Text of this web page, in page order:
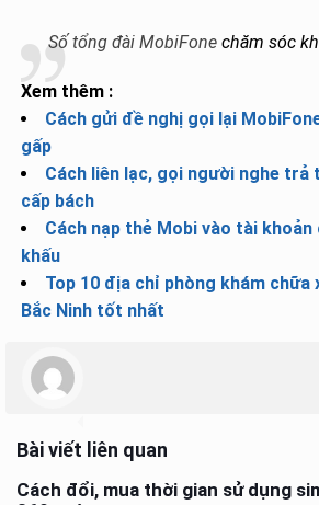
Số tổng đài MobiFone chăm sóc
Xem thêm :
Cách gửi đề nghị gọi lại
gấp
Cách liên lạc, gọi người nghe trả
cấp bách
Cách nạp thẻ Mobi vào tài khoản
khấu
Top 10 địa chỉ phòng khám chữa
Bắc Ninh tốt nhất
Bài viết liên quan
Cách đổi, mua thời gian sử dụng